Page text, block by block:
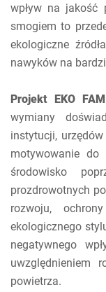
wpływ na
smogiem to
ekologiczne
nawyków na
Projekt EKO
wymiany
instytucji,
motywowanie do
środowisko
prozdrowotnych
rozwoju,
ekologicznego
negatywnego
uwzględnieniem
powietrza.